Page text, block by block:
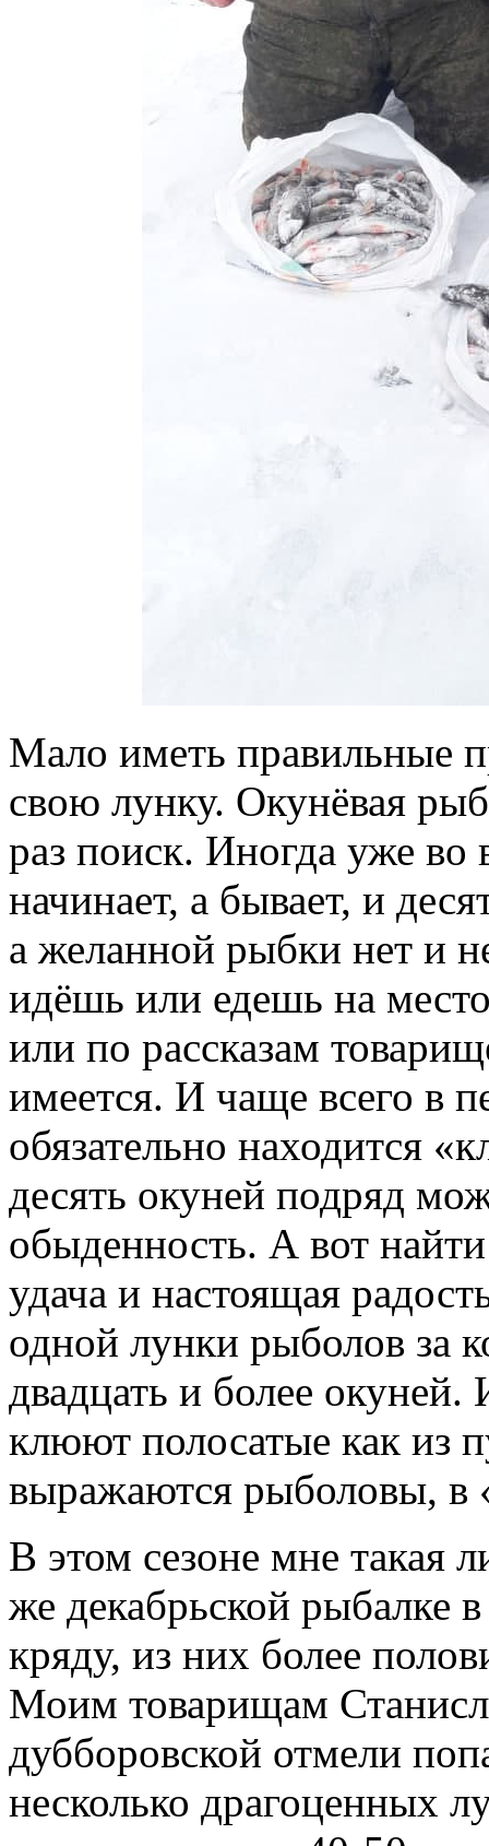
Мало иметь правильные
свою лунку. Окунёвая
раз поиск. Иногда уже во
начинает, а бывает, и
а желанной рыбки нет и
идёшь или едешь на
или по рассказам
имеется. И чаще всего в
обязательно находится
десять окуней подряд
обыденность. А вот
удача и настоящая
одной лунки рыболов за
двадцать и более
клюют полосатые как из
выражаются рыболовы, в
В этом сезоне мне такая
же декабрьской рыбалке
кряду, из них более
Моим товарищам
дубборовской отмели
несколько драгоценных